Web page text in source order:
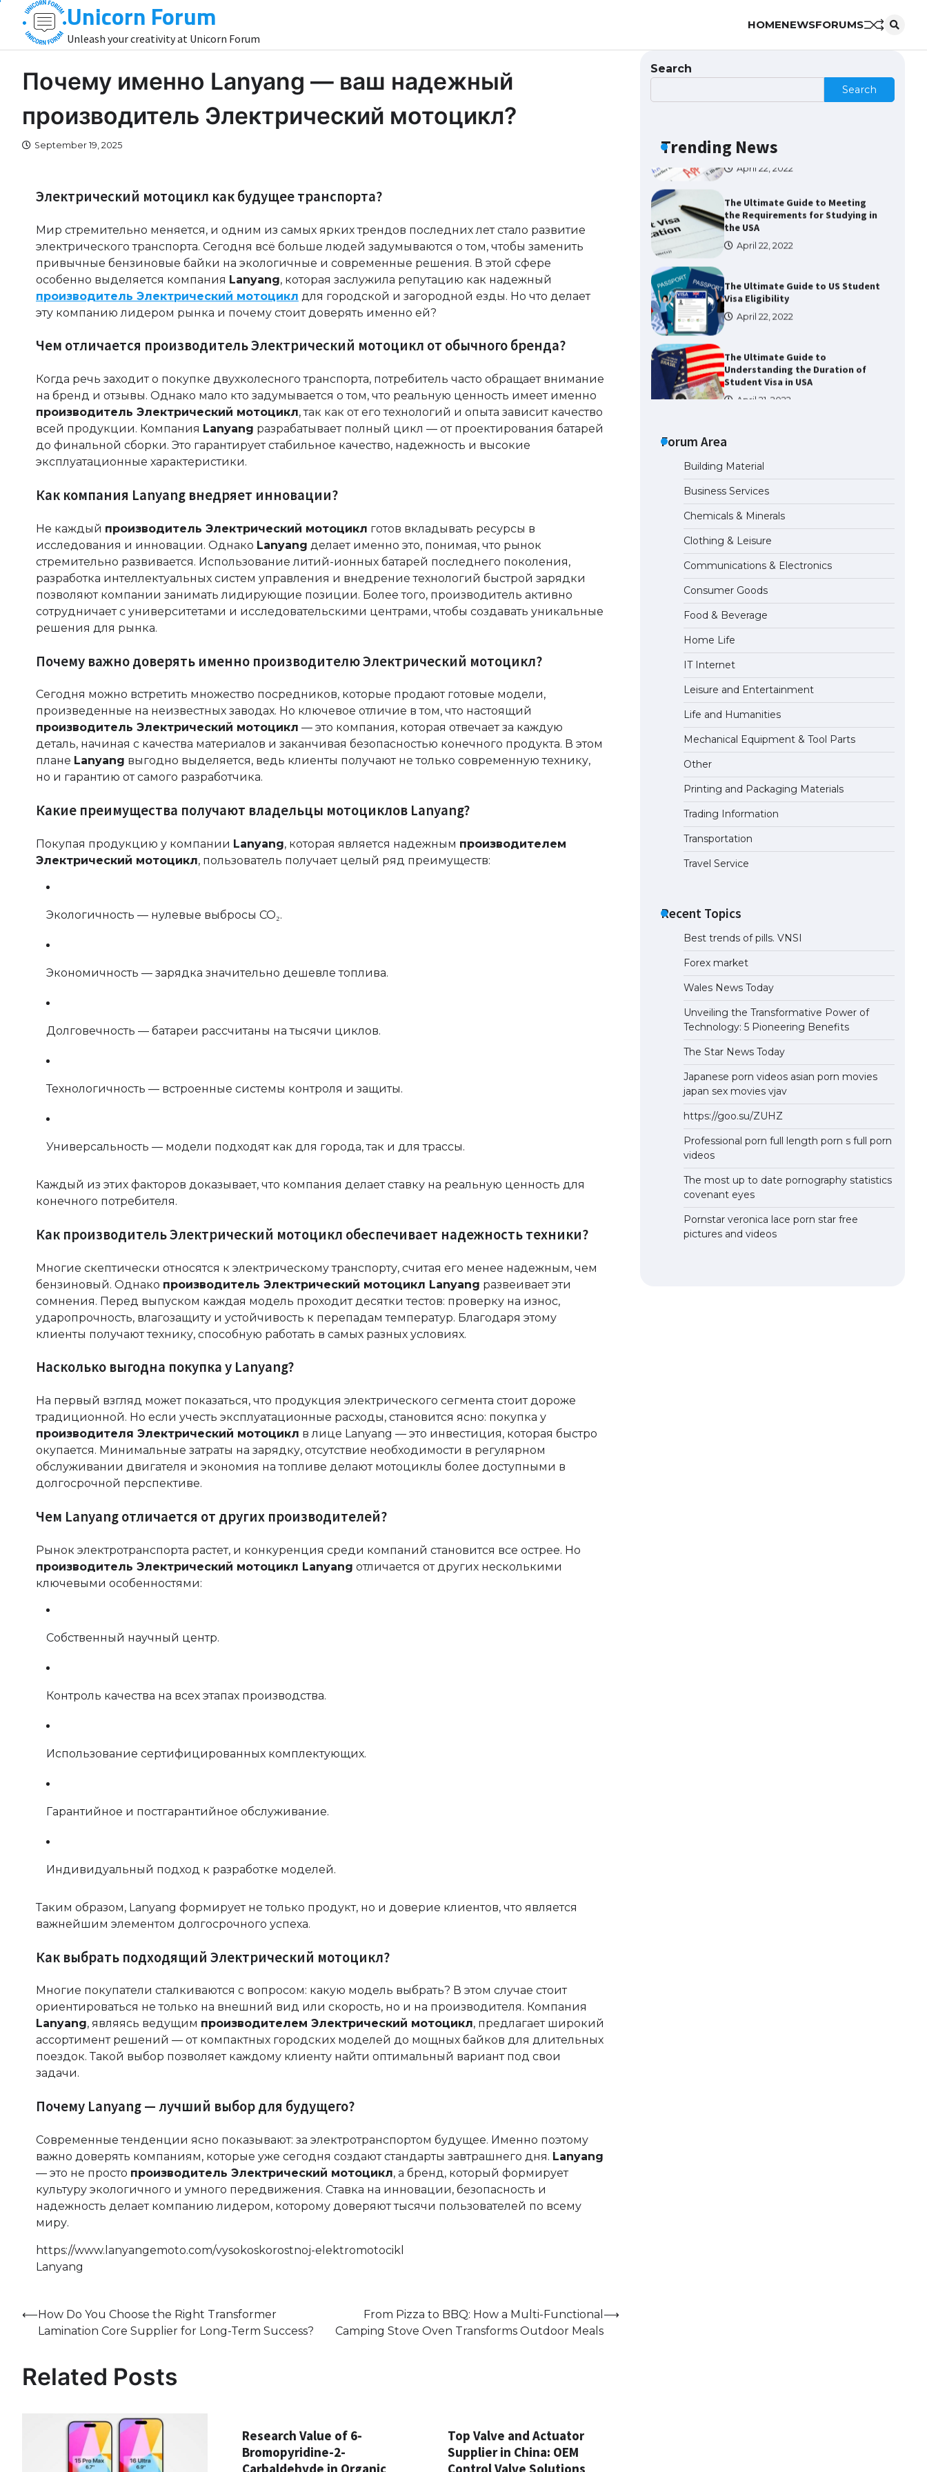
content
Unicorn Forum
Unleash your creativity at Unicorn Forum
HOMENEWSFORUMS
Почему именно Lanyang — ваш надежный
производитель Электрический мотоцикл?
September 19, 2025
Электрический мотоцикл как будущее транспорта?
Мир стремительно меняется, и одним из самых ярких трендов последних лет стало развитие
электрического транспорта. Сегодня всё больше людей задумываются о том, чтобы заменить
привычные бензиновые байки на экологичные и современные решения. В этой сфере
особенно выделяется компания Lanyang, которая заслужила репутацию как надежный
производитель Электрический мотоцикл для городской и загородной езды. Но что делает
эту компанию лидером рынка и почему стоит доверять именно ей?
Чем отличается производитель Электрический мотоцикл от обычного бренда?
Когда речь заходит о покупке двухколесного транспорта, потребитель часто обращает внимание
на бренд и отзывы. Однако мало кто задумывается о том, что реальную ценность имеет именно
производитель Электрический мотоцикл, так как от его технологий и опыта зависит качество
всей продукции. Компания Lanyang разрабатывает полный цикл — от проектирования батарей
до финальной сборки. Это гарантирует стабильное качество, надежность и высокие
эксплуатационные характеристики.
Как компания Lanyang внедряет инновации?
Не каждый производитель Электрический мотоцикл готов вкладывать ресурсы в
исследования и инновации. Однако Lanyang делает именно это, понимая, что рынок
стремительно развивается. Использование литий-ионных батарей последнего поколения,
разработка интеллектуальных систем управления и внедрение технологий быстрой зарядки
позволяют компании занимать лидирующие позиции. Более того, производитель активно
сотрудничает с университетами и исследовательскими центрами, чтобы создавать уникальные
решения для рынка.
Почему важно доверять именно производителю Электрический мотоцикл?
Сегодня можно встретить множество посредников, которые продают готовые модели,
произведенные на неизвестных заводах. Но ключевое отличие в том, что настоящий
производитель Электрический мотоцикл — это компания, которая отвечает за каждую
деталь, начиная с качества материалов и заканчивая безопасностью конечного продукта. В этом
плане Lanyang выгодно выделяется, ведь клиенты получают не только современную технику,
но и гарантию от самого разработчика.
Какие преимущества получают владельцы мотоциклов Lanyang?
Покупая продукцию у компании Lanyang, которая является надежным производителем
Электрический мотоцикл, пользователь получает целый ряд преимуществ:
Экологичность — нулевые выбросы CO₂.
Экономичность — зарядка значительно дешевле топлива.
Долговечность — батареи рассчитаны на тысячи циклов.
Технологичность — встроенные системы контроля и защиты.
Универсальность — модели подходят как для города, так и для трассы.
Каждый из этих факторов доказывает, что компания делает ставку на реальную ценность для
конечного потребителя.
Как производитель Электрический мотоцикл обеспечивает надежность техники?
Многие скептически относятся к электрическому транспорту, считая его менее надежным, чем
бензиновый. Однако производитель Электрический мотоцикл Lanyang развеивает эти
сомнения. Перед выпуском каждая модель проходит десятки тестов: проверку на износ,
ударопрочность, влагозащиту и устойчивость к перепадам температур. Благодаря этому
клиенты получают технику, способную работать в самых разных условиях.
Насколько выгодна покупка у Lanyang?
На первый взгляд может показаться, что продукция электрического сегмента стоит дороже
традиционной. Но если учесть эксплуатационные расходы, становится ясно: покупка у
производителя Электрический мотоцикл в лице Lanyang — это инвестиция, которая быстро
окупается. Минимальные затраты на зарядку, отсутствие необходимости в регулярном
обслуживании двигателя и экономия на топливе делают мотоциклы более доступными в
долгосрочной перспективе.
Чем Lanyang отличается от других производителей?
Рынок электротранспорта растет, и конкуренция среди компаний становится все острее. Но
производитель Электрический мотоцикл Lanyang отличается от других несколькими
ключевыми особенностями:
Собственный научный центр.
Контроль качества на всех этапах производства.
Использование сертифицированных комплектующих.
Гарантийное и постгарантийное обслуживание.
Индивидуальный подход к разработке моделей.
Таким образом, Lanyang формирует не только продукт, но и доверие клиентов, что является
важнейшим элементом долгосрочного успеха.
Как выбрать подходящий Электрический мотоцикл?
Многие покупатели сталкиваются с вопросом: какую модель выбрать? В этом случае стоит
ориентироваться не только на внешний вид или скорость, но и на производителя. Компания
Lanyang, являясь ведущим производителем Электрический мотоцикл, предлагает широкий
ассортимент решений — от компактных городских моделей до мощных байков для длительных
поездок. Такой выбор позволяет каждому клиенту найти оптимальный вариант под свои
задачи.
Почему Lanyang — лучший выбор для будущего?
Современные тенденции ясно показывают: за электротранспортом будущее. Именно поэтому
важно доверять компаниям, которые уже сегодня создают стандарты завтрашнего дня. Lanyang
— это не просто производитель Электрический мотоцикл, а бренд, который формирует
культуру экологичного и умного передвижения. Ставка на инновации, безопасность и
надежность делает компанию лидером, которому доверяют тысячи пользователей по всему
миру.
https://www.lanyangemoto.com/vysokoskorostnoj-elektromotocikl
Lanyang
Post
navigation
⟵How Do You Choose the Right Transformer
Lamination Core Supplier for Long-Term Success?
From Pizza to BBQ: How a Multi-Functional
Camping Stove Oven Transforms Outdoor Meals
⟶
Related Posts
Research Value of 6-
Bromopyridine-2-
Top Valve and Actuator
Supplier in China: OEM
Search
Search
Trending News
The Ultimate Guide to US Student
April 22, 2022
the USA
April 22, 2022
Visa Eligibility
April 22, 2022
Student Visa in USA
April 21, 2022
The Ultimate Guide to US Student
Visa Types: Everything You Need
to Know
The Ultimate Guide to Meeting
the Requirements for Studying in
the USA
April 22, 2022
The Ultimate Guide to US Student
Visa Eligibility
The Ultimate Guide to
Understanding the Duration of
Student Visa in USA
The Truth About Getting a
Student Visa for the USA
April 21, 2022
Forum Area
Building Material
Business Services
Chemicals & Minerals
Clothing & Leisure
Communications & Electronics
Consumer Goods
Food & Beverage
Home Life
IT Internet
Leisure and Entertainment
Life and Humanities
Mechanical Equipment & Tool Parts
Other
Printing and Packaging Materials
Trading Information
Transportation
Travel Service
Recent Topics
Best trends of pills. VNSI
Forex market
Wales News Today
Unveiling the Transformative Power of
Technology: 5 Pioneering Benefits
The Star News Today
Japanese porn videos asian porn movies
japan sex movies vjav
https://goo.su/ZUHZ
Professional porn full length porn s full porn
videos
The most up to date pornography statistics
covenant eyes
Pornstar veronica lace porn star free
pictures and videos